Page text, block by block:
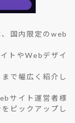
国内限定のweb
トやWebデザイ
で幅広く紹介し
サイト運営者様
ピックアップし